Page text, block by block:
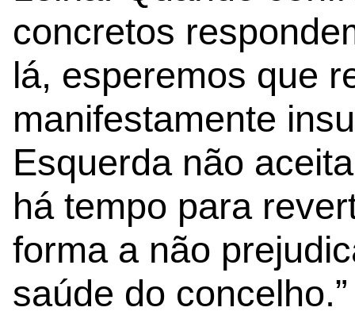
concretos
lá, esperemos que
manifestamente
Esquerda não
há tempo para
forma a não
saúde do concelho.”